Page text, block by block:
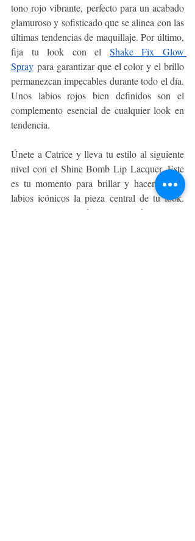
tono rojo vibrante, perfecto para un acabado
glamuroso y sofisticado que se alinea con las
últimas tendencias de maquillaje. Por último,
fija tu look con el Shake Fix Glow
Spray para garantizar que el color y el brillo
permanezcan impecables durante todo el día.
Unos labios rojos bien definidos son el
complemento esencial de cualquier look en
tendencia.
Únete a Catrice y lleva tu estilo al siguiente
nivel con el Shine Bomb Lip Lacquer. Este
es tu momento para brillar y hacer de los
Encuentra este productos y más de la marca